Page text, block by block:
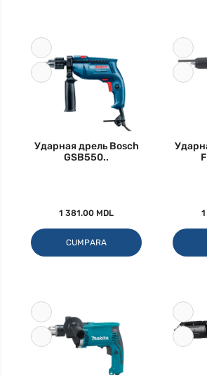
Ударная дрель Bosch
GSB550..
1 381.00 MDL
CUMPARA